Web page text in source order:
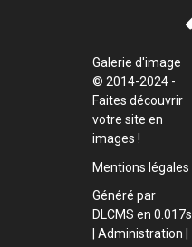
Galerie d'image
© 2014-2024 -
Faites découvrir
votre site en
images !
Mentions légales
Généré par
DLCMS en 0.017s
Administration